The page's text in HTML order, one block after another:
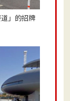
」的招牌